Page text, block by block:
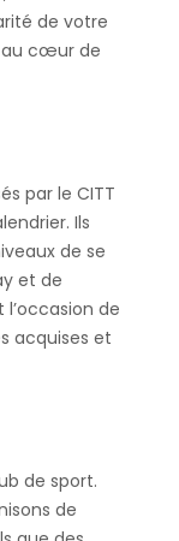
de votre
cœur de
par le CITT
Ils
de se
et de
de
acquises et
de sport.
de